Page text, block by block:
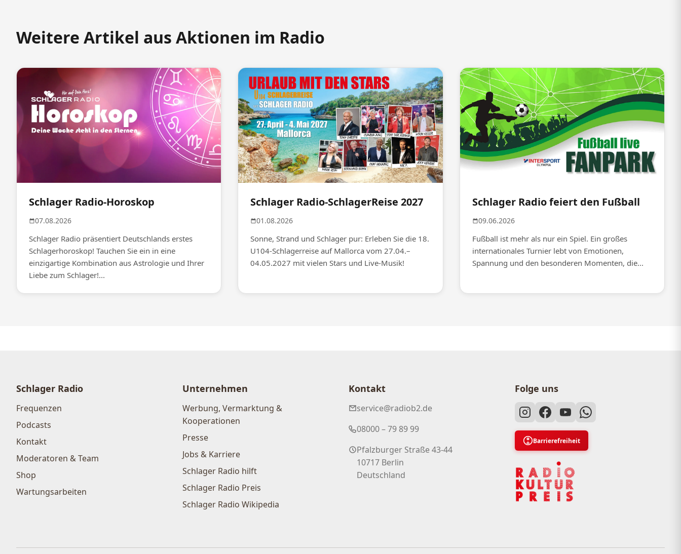
Weitere Artikel aus Aktionen im Radio
Schlager Radio-Horoskop
07.08.2026
Schlager Radio präsentiert Deutschlands erstes
Schlagerhoroskop! Tauchen Sie ein in eine
einzigartige Kombination aus Astrologie und Ihrer
Liebe zum Schlager!...
Schlager Radio-SchlagerReise 2027
01.08.2026
Sonne, Strand und Schlager pur: Erleben Sie die 18.
U104-Schlagerreise auf Mallorca vom 27.04.–
04.05.2027 mit vielen Stars und Live-Musik!
Schlager Radio feiert den Fußball
09.06.2026
Fußball ist mehr als nur ein Spiel. Ein großes
internationales Turnier lebt von Emotionen,
Spannung und den besonderen Momenten, die...
Schlager Radio
Frequenzen
Podcasts
Kontakt
Moderatoren & Team
Shop
Wartungsarbeiten
Unternehmen
Werbung, Vermarktung &
Kooperationen
Presse
Jobs & Karriere
Schlager Radio hilft
Schlager Radio Preis
Schlager Radio Wikipedia
Kontakt
service@radiob2.de
08000 – 79 89 99
Pfalzburger Straße 43-44
10717 Berlin
Deutschland
Folge uns
Barrierefreiheit